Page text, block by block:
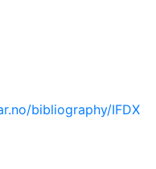
bibliography/IFDX